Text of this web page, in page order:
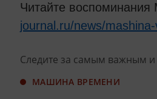
Читайте
journal.ru/news/
Следите за самым важным
МАШИНА ВРЕМЕНИ